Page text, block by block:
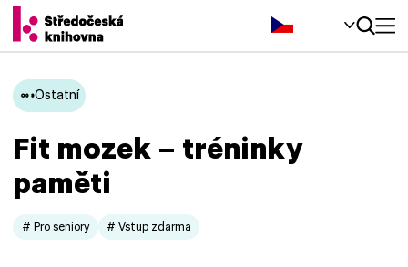
Čeština‎
Ostatní
Fit mozek – tréninky
paměti
# Pro seniory # Vstup zdarma